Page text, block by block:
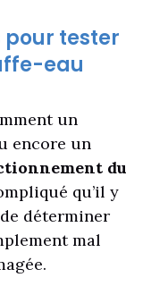
pour tester
eau
un
encore un
du
qu’il y
déterminer
mal